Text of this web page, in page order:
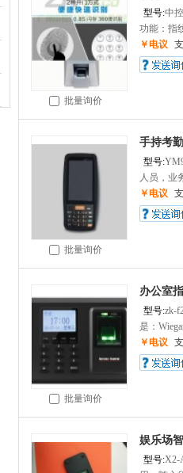
批量询价
型号:中
功能：指
￥电议
批量询价
手持考
型号:
人员，业
￥电议
批量询价
办公室
型号:zk-
是：
￥电议
娱乐场
型号:X2-